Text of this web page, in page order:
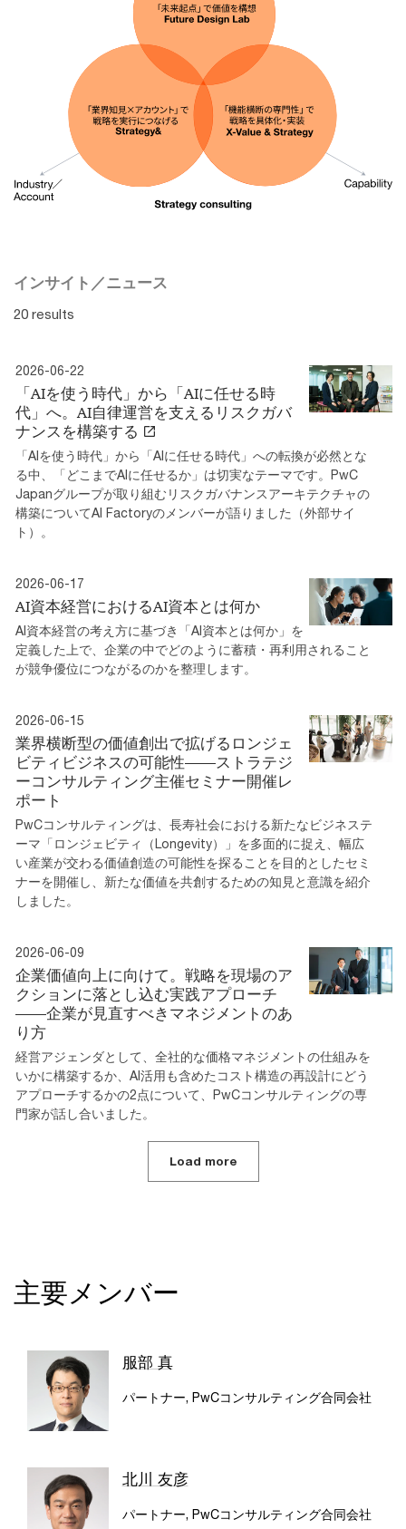
インサイト／ニュース
20 results
2026-06-22
「AIを使う時代」から「AIに任せる時
代」へ。AI自律運営を支えるリスクガバ
ナンスを構築する
「AIを使う時代」から「AIに任せる時代」への転換が必然とな
る中、「どこまでAIに任せるか」は切実なテーマです。PwC
Japanグループが取り組むリスクガバナンスアーキテクチャの
構築についてAI Factoryのメンバーが語りました（外部サイ
ト）。
2026-06-17
AI資本経営におけるAI資本とは何か
AI資本経営の考え方に基づき「AI資本とは何か」を
定義した上で、企業の中でどのように蓄積・再利用されること
が競争優位につながるのかを整理します。
2026-06-15
業界横断型の価値創出で拡げるロンジェ
ビティビジネスの可能性――ストラテジ
ーコンサルティング主催セミナー開催レ
ポート
PwCコンサルティングは、長寿社会における新たなビジネステ
ーマ「ロンジェビティ（Longevity）」を多面的に捉え、幅広
い産業が交わる価値創造の可能性を探ることを目的としたセミ
ナーを開催し、新たな価値を共創するための知見と意識を紹介
しました。
2026-06-09
企業価値向上に向けて。戦略を現場のア
クションに落とし込む実践アプローチ
――企業が見直すべきマネジメントのあ
り方
経営アジェンダとして、全社的な価格マネジメントの仕組みを
いかに構築するか、AI活用も含めたコスト構造の再設計にどう
アプローチするかの2点について、PwCコンサルティングの専
門家が話し合いました。
Load more
主要メンバー
服部 真
パートナー, PwCコンサルティング合同会社
北川 友彦
パートナー​, PwCコンサルティング合同会社